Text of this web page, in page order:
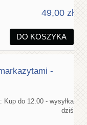
49,00 zł
DO KOSZYKA
-
Kup do 12.00 - wysyłka
dziś